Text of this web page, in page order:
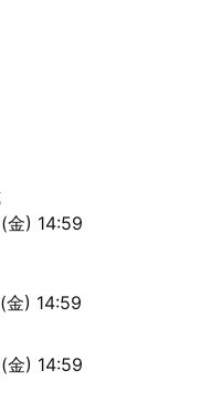
金) 14:59
金) 14:59
金) 14:59